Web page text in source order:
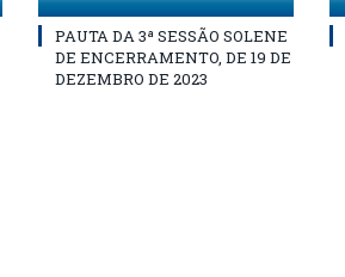
PAUTA DA 3ª SESSÃO SOLENE
DE ENCERRAMENTO, DE 19 DE
DEZEMBRO DE 2023